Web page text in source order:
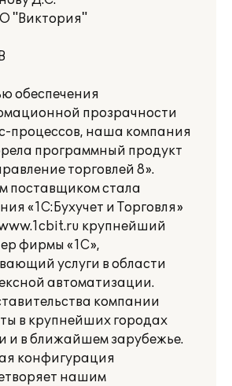
"Виктория"
обеспечения
прозрачности
процессов, наша компания
программный продукт
торговлей 8».
поставщиком стала
«1С:Бухучет и Торговля»
крупнейший
фирмы «1С»,
услуги в области
автоматизации.
компании
в крупнейших городах
и в ближайшем зарубежье.
конфигурация
нашим